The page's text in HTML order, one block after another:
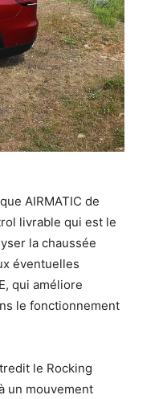
AIRMATIC de
livrable qui est le
la chaussée
éventuelles
qui améliore
le fonctionnement
le Rocking
un mouvement